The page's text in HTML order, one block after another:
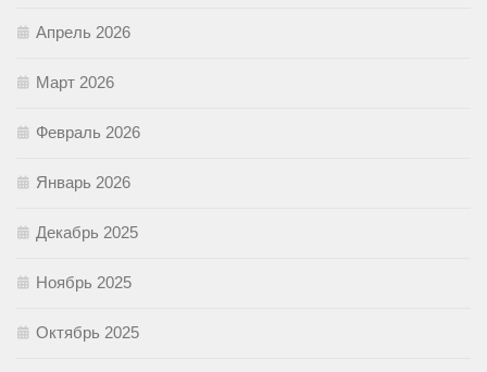
Апрель 2026
Март 2026
Февраль 2026
Январь 2026
Декабрь 2025
Ноябрь 2025
Октябрь 2025